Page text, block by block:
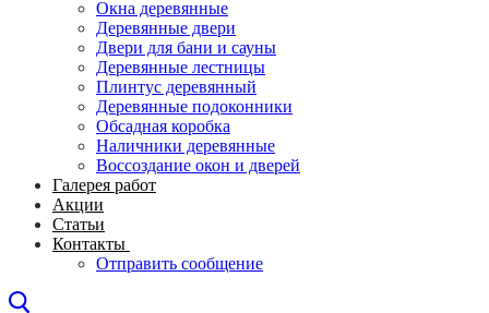
Окна деревянные
Деревянные двери
Двери для бани и сауны
Деревянные лестницы
Плинтус деревянный
Деревянные подоконники
Обсадная коробка
Наличники деревянные
Воссоздание окон и дверей
Галерея работ
Акции
Статьи
Контакты
Отправить сообщение